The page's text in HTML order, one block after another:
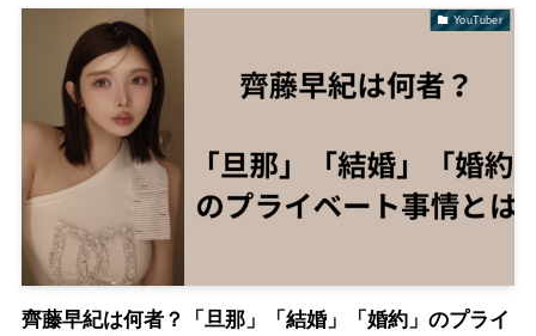
YouTuber
齊藤早紀は何者？「旦那」「結婚」「婚約」のプライ